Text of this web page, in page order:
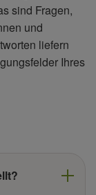
sind Fragen,
und
liefern
Ihres